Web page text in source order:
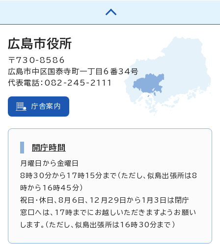
広島市役所
〒730-8586
広島市中区国泰寺町一丁目6番34号
代表電話：082-245-2111
庁舎案内
開庁時間
月曜日から金曜日
8時30分から17時15分まで（ただし、似島出張所は8
時から16時45分）
祝日・休日、8月6日、12月29日から1月3日は閉庁
窓口へは、17時までにお越しいただきますようお願い
します。（ただし、似島出張所は16時30分まで）